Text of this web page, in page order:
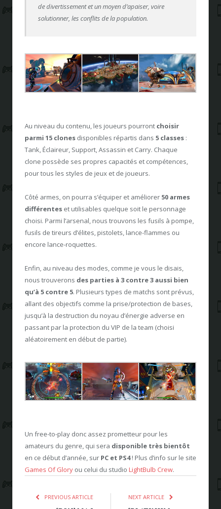
de divertissement et un moyen d’apaiser, voire
solutionner, les conflits de la population.
Au niveau du contenu, les joueurs pourront choisir
parmi 15 clones disponibles répartis dans 5 classes :
Tank, Éclaireur, Support, Assassin et Carry. Chaque
clone possède ses propres capacités et compétences,
pour tous les styles de jeux et de joueurs.
Côté armes, on pourra s’équiper et améliorer 50 armes
différentes et utilisables quelque soit le personnage
choisi. Parmi l’arsenal, nous trouvons les fusils à pompe,
fusils de tireurs d’élites, pistolets, lance-flammes ou
encore lance-roquettes.
Enfin, au niveau des modes, comme je vous le disais,
nous trouverons des parties à 3 contre 3 aussi bien
qu’à 5 contre 5. Plusieurs types de matchs sont prévus,
allant des objectifs comme la prise/protection de bases,
jusqu’à la destruction du noyau d’énergie adverse en
passant par la protection du VIP de la team (choisi
aléatoirement en début de partie).
Un free-to-play donc assez prometteur pour les
amateurs du genre, qui sera disponible très bientôt
en ce début d’année, sur PC et PS4! Plus d’info sur le site
Games Of Glory ou celui du studio LightBulb Crew.
PREVIOUS ARTICLE NEXT ARTICLE